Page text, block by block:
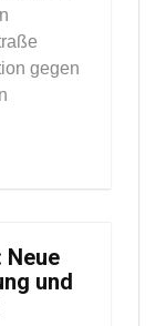
gegen
Neue
und